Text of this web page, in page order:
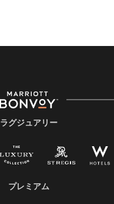
ラグジュアリー
プレミアム